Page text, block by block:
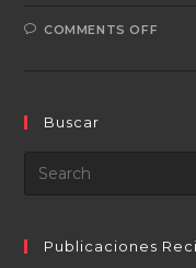
COMMENTS OFF
Buscar
Publicaciones